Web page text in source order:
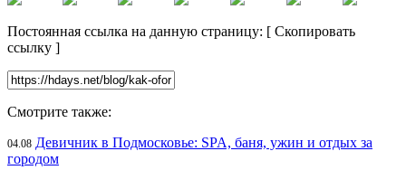
Постоянная ссылка на данную страницу: [ Скопировать
ссылку ]
Смотрите также:
04.08 Девичник в Подмосковье: SPA, баня, ужин и отдых за
городом